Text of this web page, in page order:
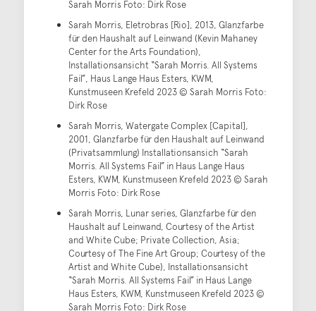
Sarah Morris Foto: Dirk Rose
Sarah Morris, Eletrobras [Rio], 2013, Glanzfarbe
für den Haushalt auf Leinwand (Kevin Mahaney
Center for the Arts Foundation),
Installationsansicht “Sarah Morris. All Systems
Fail”, Haus Lange Haus Esters, KWM,
Kunstmuseen Krefeld 2023 © Sarah Morris Foto:
Dirk Rose
Sarah Morris, Watergate Complex [Capital],
2001, Glanzfarbe für den Haushalt auf Leinwand
(Privatsammlung) Installationsansich “Sarah
Morris. All Systems Fail” in Haus Lange Haus
Esters, KWM, Kunstmuseen Krefeld 2023 © Sarah
Morris Foto: Dirk Rose
Sarah Morris, Lunar series, Glanzfarbe für den
Haushalt auf Leinwand, Courtesy of the Artist
and White Cube; Private Collection, Asia;
Courtesy of The Fine Art Group; Courtesy of the
Artist and White Cube), Installationsansicht
“Sarah Morris. All Systems Fail” in Haus Lange
Haus Esters, KWM, Kunstmuseen Krefeld 2023 ©
Sarah Morris Foto: Dirk Rose